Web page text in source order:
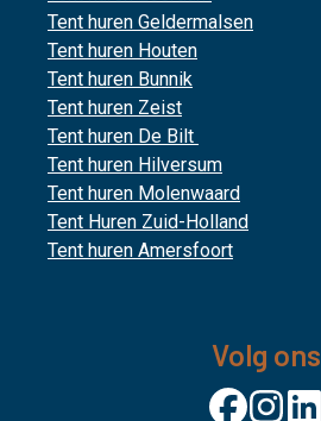
Tent huren Geldermalsen
Tent huren Houten
Tent huren Bunnik
Tent huren Zeist
Tent huren De Bilt
Tent huren Hilversum
Tent huren Molenwaard
Tent Huren Zuid-Holland
Tent huren Amersfoort
Volg ons